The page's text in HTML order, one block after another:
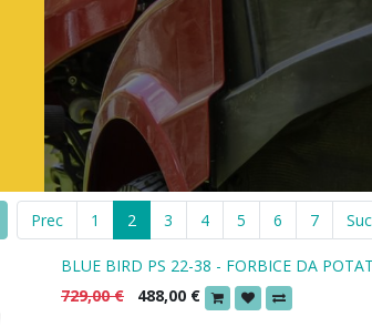
Prec 1 2 3 4 5 6 7
BLUE BIRD PS 22-38 - FORBICE DA
729,00€ 488,00 €